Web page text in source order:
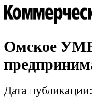
Омское
Дата